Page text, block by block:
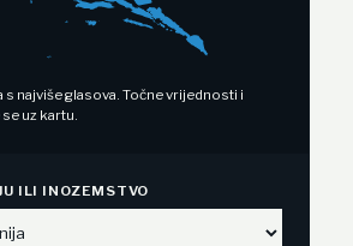
s najviše glasova. Točne vrijednosti i
uz kartu.
ILI INOZEMSTVO